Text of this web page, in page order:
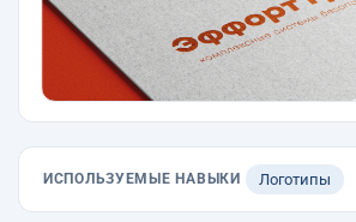
ИСПОЛЬЗУЕМЫЕ НАВЫКИ Логотипы